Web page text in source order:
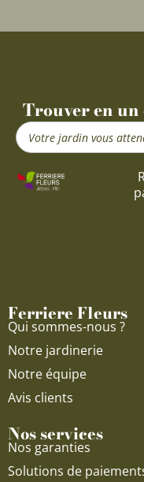
Trouver en un
Search
...
Ferriere Fleurs
Qui sommes-nous ?
Notre jardinerie
Notre équipe
Avis clients
Nos services
Nos garanties
Solutions de